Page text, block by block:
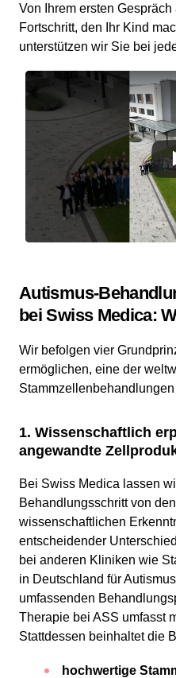
Von Ihrem ersten
Fortschritt, den Ihr Kind
unterstützen wir Sie bei
Autismus-
bei Swiss Medica:
Wir befolgen vier
ermöglichen, eine der
1. Wissenschaftlich
angewandte
Bei Swiss Medica lassen
Behandlungsschritt von
wissenschaftlichen
entscheidender
bei anderen Kliniken wie
in Deutschland für
umfassenden
Therapie bei ASS umfasst
Stattdessen beinhaltet die
hochwertige